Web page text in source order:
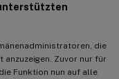
die
anzuzeigen. Zuvor nur für
Funktion nun auf alle